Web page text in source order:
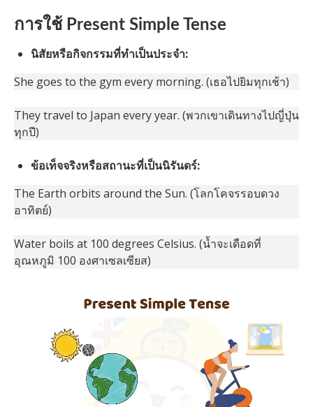
การใช้ Present Simple Tense
นิสัยหรือกิจกรรมที่ทำเป็นประจำ:
She goes to the gym every morning. (เธอไปยิมทุกเช้า)
They travel to Japan every year. (พวกเขาเดินทางไปญี่ปุ่น
ทุกปี)
ข้อเท็จจริงหรือสถานะที่เป็นนิรันดร์:
The Earth orbits around the Sun. (โลกโคจรรอบดวง
อาทิตย์)
Water boils at 100 degrees Celsius. (น้ำจะเดือดที่
อุณหภูมิ 100 องศาเซลเซียส)